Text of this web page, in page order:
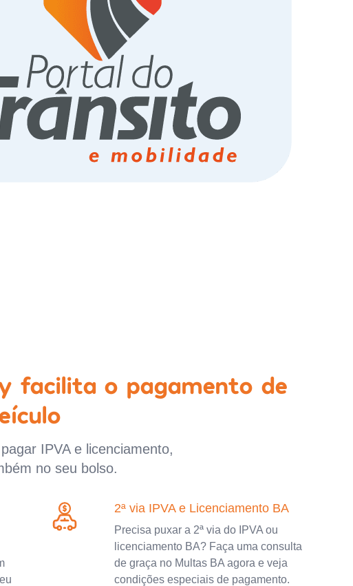
facilita o pagamento de
IPVA e licenciamento,
no seu bolso.
2ª via IPVA e Licenciamento BA
Precisa puxar a 2ª via do IPVA ou
licenciamento BA? Faça uma consulta
de graça no Multas BA agora e veja
condições especiais de pagamento.